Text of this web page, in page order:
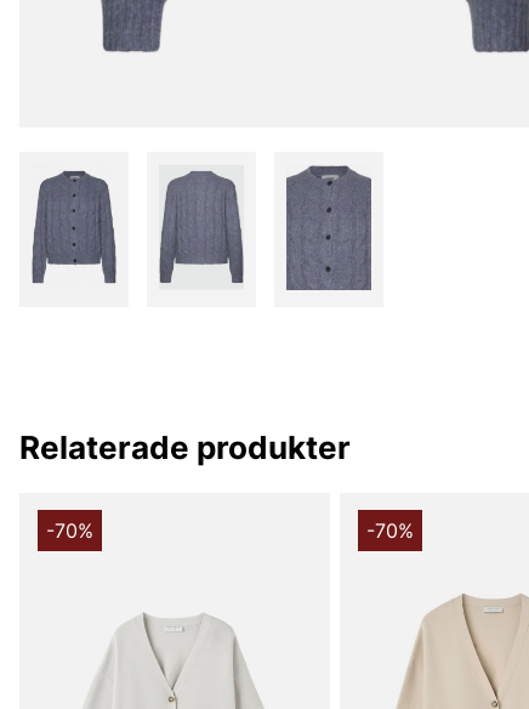
Relaterade produkter
-70% -70%